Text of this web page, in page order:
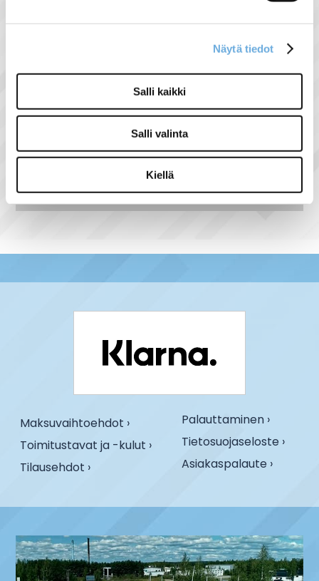
Näytä tiedot
Salli kaikki
Salli valinta
Kiellä
vaihtamiseen. Merkkivalon
sekä kirkkaan että valkoisen linssin,
mutta ei sisällä merkkilamppua.
Näytä lisää tuotteita
Kosti tuoteryhmästä
Maksuvaihtoehdot ›
Toimitustavat ja -kulut ›
Tilausehdot ›
Palauttaminen ›
Tietosuojaseloste ›
Asiakaspalaute ›